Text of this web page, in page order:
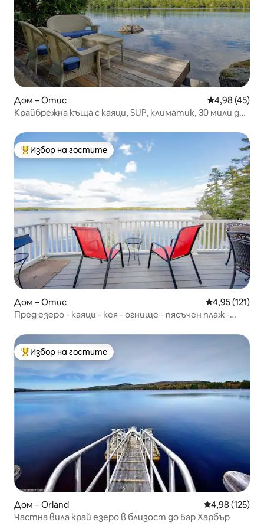
Дом – Отис Средна
4,98 (45)
Крайбрежна къща с каяци, SUP, климатик, 30 мили до
Най-популярен избор на гостите
Избор на гостите
Дом – Отис Средна
4,95 (121)
Пред езеро - каяци - кея - огнище - пясъчен плаж -
Най-популярен избор на гостите
Избор на гостите
Дом – Orland Средна
4,98 (125)
Частна вила край езеро в близост до Бар Харбър